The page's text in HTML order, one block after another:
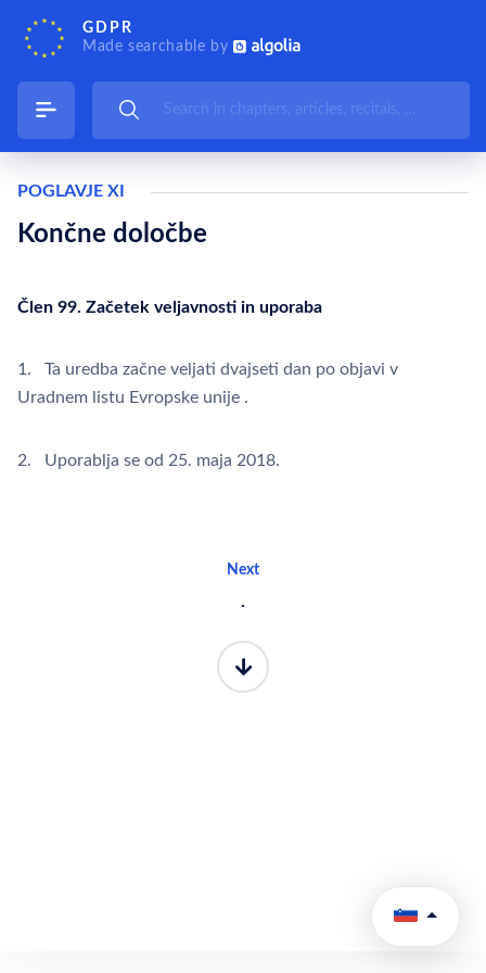
GDPR
Made searchable by
POGLAVJE XI
Končne določbe
Člen 99. Začetek veljavnosti in uporaba
1. Ta uredba začne veljati dvajseti dan po objavi v
Uradnem listu Evropske unije .
2. Uporablja se od 25. maja 2018.
Next
.